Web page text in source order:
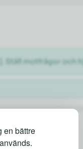
en bättre
Ställ motfrågor och